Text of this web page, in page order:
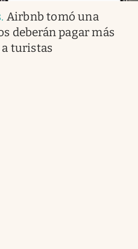
. Airbnb tomó una
deberán pagar más
turistas